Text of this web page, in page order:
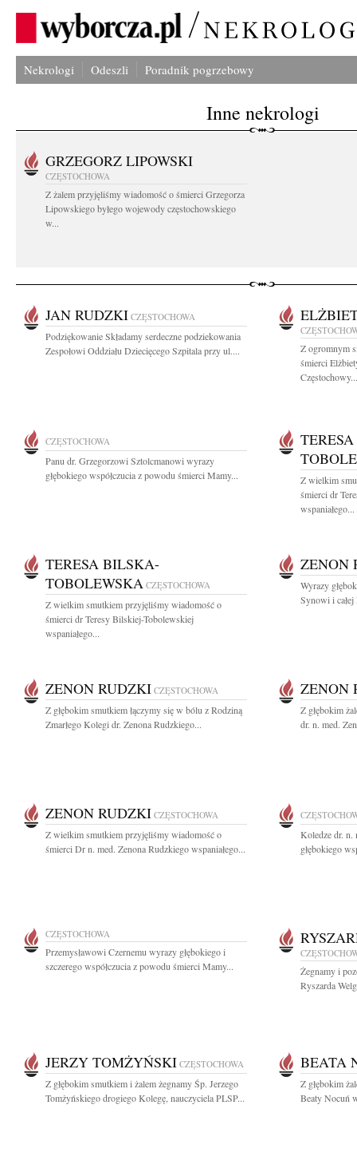
Nekrologi Odeszli Poradnik pogrzebowy
Inne nekrologi
GRZEGORZ LIPOWSKI
CZĘSTOCHOWA
Z żalem przyjęliśmy wiadomość o śmierci Grzegorza
Lipowskiego byłego wojewody częstochowskiego
w...
JAN RUDZKI CZĘSTOCHOWA
Podziękowanie Składamy serdeczne podziekowania
Zespołowi Oddziału Dziecięcego Szpitala przy ul....
Z ogromnym
śmierci
Częstochowy...
CZĘSTOCHOWA
Panu dr. Grzegorzowi Sztolcmanowi wyrazy
głębokiego współczucia z powodu śmierci Mamy...
Z wielkim
śmierci dr
wspaniałego...
TERESA BILSKA-
TOBOLEWSKA CZĘSTOCHOWA
Z wielkim smutkiem przyjęliśmy wiadomość o
śmierci dr Teresy Bilskiej-Tobolewskiej
wspaniałego...
ZENON
Wyrazy
Synowi i
ZENON RUDZKI CZĘSTOCHOWA
Z głębokim smutkiem łączymy się w bólu z Rodziną
Zmarłego Kolegi dr. Zenona Rudzkiego...
ZENON
Z głębokim
dr. n. med.
ZENON RUDZKI CZĘSTOCHOWA
Z wielkim smutkiem przyjęliśmy wiadomość o
śmierci Dr n. med. Zenona Rudzkiego wspaniałego...
Koledze dr. n.
głębokiego
CZĘSTOCHOWA
Przemysławowi Czernemu wyrazy głębokiego i
szczerego współczucia z powodu śmierci Mamy...
Żegnamy i
Ryszarda
JERZY TOMŻYŃSKI CZĘSTOCHOWA
Z głębokim smutkiem i żalem żegnamy Śp. Jerzego
Tomżyńskiego drogiego Kolegę, nauczyciela PLSP...
BEATA
Z głębokim
Beaty Nocuń